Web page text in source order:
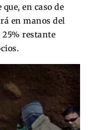
en caso de
en manos del
restante